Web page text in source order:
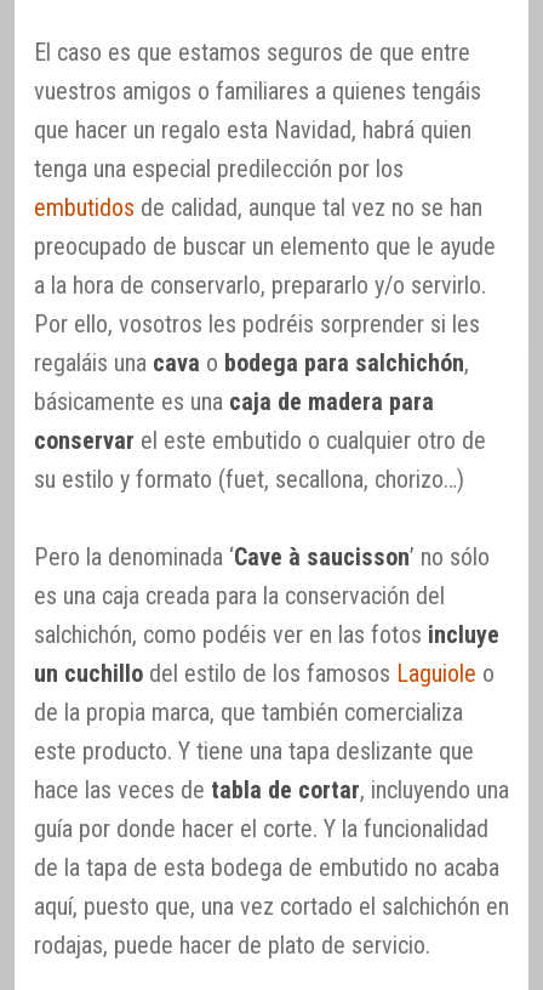
El caso es que estamos seguros de que entre
vuestros amigos o familiares a quienes tengáis
que hacer un regalo esta Navidad, habrá quien
tenga una especial predilección por los
embutidos de calidad, aunque tal vez no se han
preocupado de buscar un elemento que le ayude
a la hora de conservarlo, prepararlo y/o servirlo.
Por ello, vosotros les podréis sorprender si les
regaláis una cava o bodega para salchichón,
básicamente es una caja de madera para
conservar el este embutido o cualquier otro de
su estilo y formato (fuet, secallona, chorizo…)
Pero la denominada ‘Cave à saucisson’ no sólo
es una caja creada para la conservación del
salchichón, como podéis ver en las fotos incluye
un cuchillo del estilo de los famosos Laguiole o
de la propia marca, que también comercializa
este producto. Y tiene una tapa deslizante que
hace las veces de tabla de cortar, incluyendo una
guía por donde hacer el corte. Y la funcionalidad
de la tapa de esta bodega de embutido no acaba
aquí, puesto que, una vez cortado el salchichón en
rodajas, puede hacer de plato de servicio.